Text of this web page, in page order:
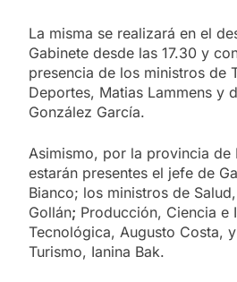
La misma se realizará en el
Gabinete desde las 17.30 y
presencia de los ministros de
Deportes, Matias Lammens y
González García.
Asimismo, por la provincia de
estarán presentes el jefe de
Bianco; los ministros de
Gollán; Producción, Ciencia e
Tecnológica, Augusto Costa,
Turismo, Ianina Bak.